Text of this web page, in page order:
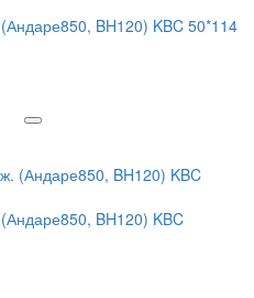
BH120) KBC 50*114
BH120) KBC